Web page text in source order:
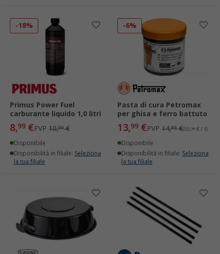
-18%
Primus Power Fuel
carburante liquido 1,0 litri
8,99 €PVP 10,99€
Disponibile
Disponibilità in filiale: Seleziona
la tua filiale
-6%
Pasta di cura Petromax
per ghisa e ferro battuto
13,99 €PVP 14,99€(55,96 € / l)
Disponibile
Disponibilità in filiale: Seleziona
la tua filiale